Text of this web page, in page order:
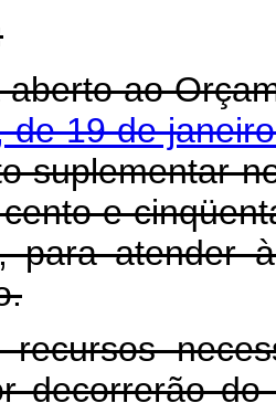
aberto ao
de 19 de
suplementar
e
para atender
decorrerão